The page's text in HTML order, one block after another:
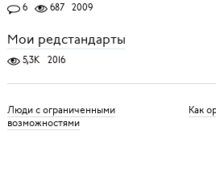
6 687 2009
Мои редстандарты
5,3K 2016
Люди с ограниченными
возможностями
Как